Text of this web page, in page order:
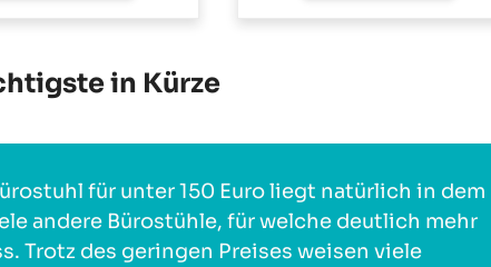
in Kürze
für unter 150 Euro liegt natürlich in dem
andere Bürostühle, für welche deutlich mehr
Trotz des geringen Preises weisen viele